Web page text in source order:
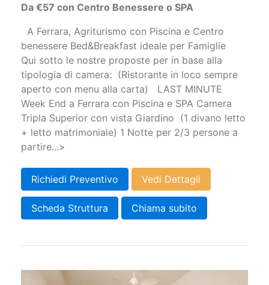
Da €57 con Centro Benessere o SPA
A Ferrara, Agriturismo con Piscina e Centro
benessere Bed&Breakfast ideale per Famiglie
Qui sotto le nostre proposte per in base alla
tipologia di camera: (Ristorante in loco sempre
aperto con menu alla carta) LAST MINUTE
Week End a Ferrara con Piscina e SPA Camera
Tripla Superior con vista Giardino (1 divano letto
+ letto matrimoniale) 1 Notte per 2/3 persone a
partire...>
Richiedi Preventivo Vedi Dettagli
Scheda Struttura Chiama subito